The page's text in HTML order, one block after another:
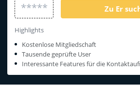
***** Zu Er
Highlights
Kostenlose Mitgliedschaft
Tausende geprüfte User
Interessante Features für die